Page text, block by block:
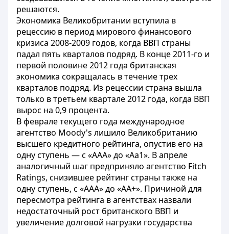
решаются.
Экономика Великобритании вступила в
рецессию в период мирового финансового
кризиса 2008-2009 годов, когда ВВП страны
падал пять кварталов подряд. В конце 2011-го и
первой половине 2012 года британская
экономика сокращалась в течение трех
кварталов подряд. Из рецессии страна вышла
только в третьем квартале 2012 года, когда ВВП
вырос на 0,9 процента.
В феврале текущего года международное
агентство Moody's лишило Великобританию
высшего кредитного рейтинга, опустив его на
одну ступень — с «AAA» до «Aa1». В апреле
аналогичный шаг предприняло агентство Fitch
Ratings, снизившее рейтинг страны также на
одну ступень, с «AAA» до «AA+». Причиной для
пересмотра рейтинга в агентствах назвали
недостаточный рост британского ВВП и
увеличение долговой нагрузки государства